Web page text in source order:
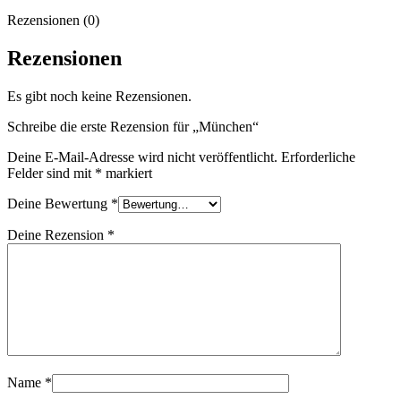
Rezensionen (0)
Rezensionen
Es gibt noch keine Rezensionen.
Schreibe die erste Rezension für „München“
Deine E-Mail-Adresse wird nicht veröffentlicht. Erforderliche
Felder sind mit * markiert
Deine Bewertung *
Deine Rezension *
Name *